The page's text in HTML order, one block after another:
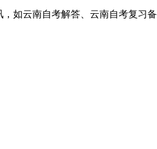
云南自考解答、云南自考复习